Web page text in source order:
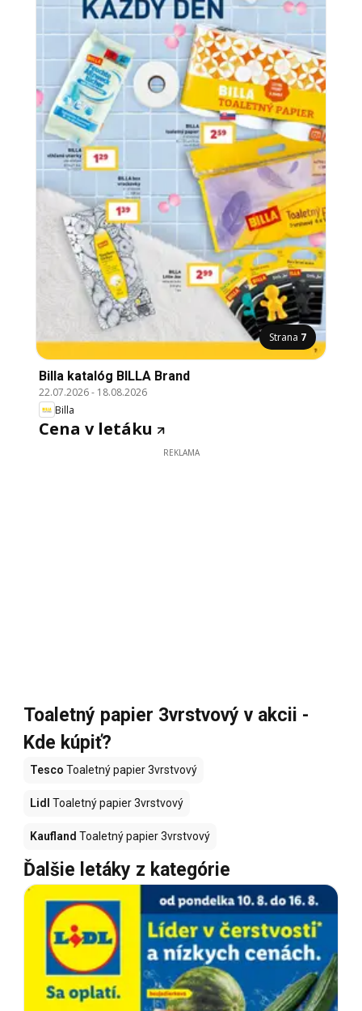
Strana 7
Billa katalóg BILLA Brand
22.07.2026- 18.08.2026
Billa
Cena v letáku
REKLAMA
Toaletný papier 3vrstvový v akcii -
Kde kúpiť?
Tesco Toaletný papier 3vrstvový
Lidl Toaletný papier 3vrstvový
Kaufland Toaletný papier 3vrstvový
Ďalšie letáky z kategórie